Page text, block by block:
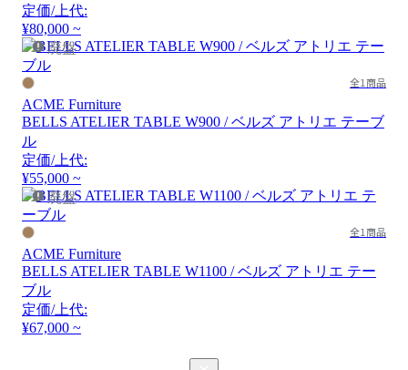
定価/上代:
¥80,000 ~
廃盤
全1商品
ACME Furniture
BELLS ATELIER TABLE W900 / ベルズ アトリエ テーブ
ル
定価/上代:
¥55,000 ~
廃盤
全1商品
ACME Furniture
BELLS ATELIER TABLE W1100 / ベルズ アトリエ テー
ブル
定価/上代:
¥67,000 ~